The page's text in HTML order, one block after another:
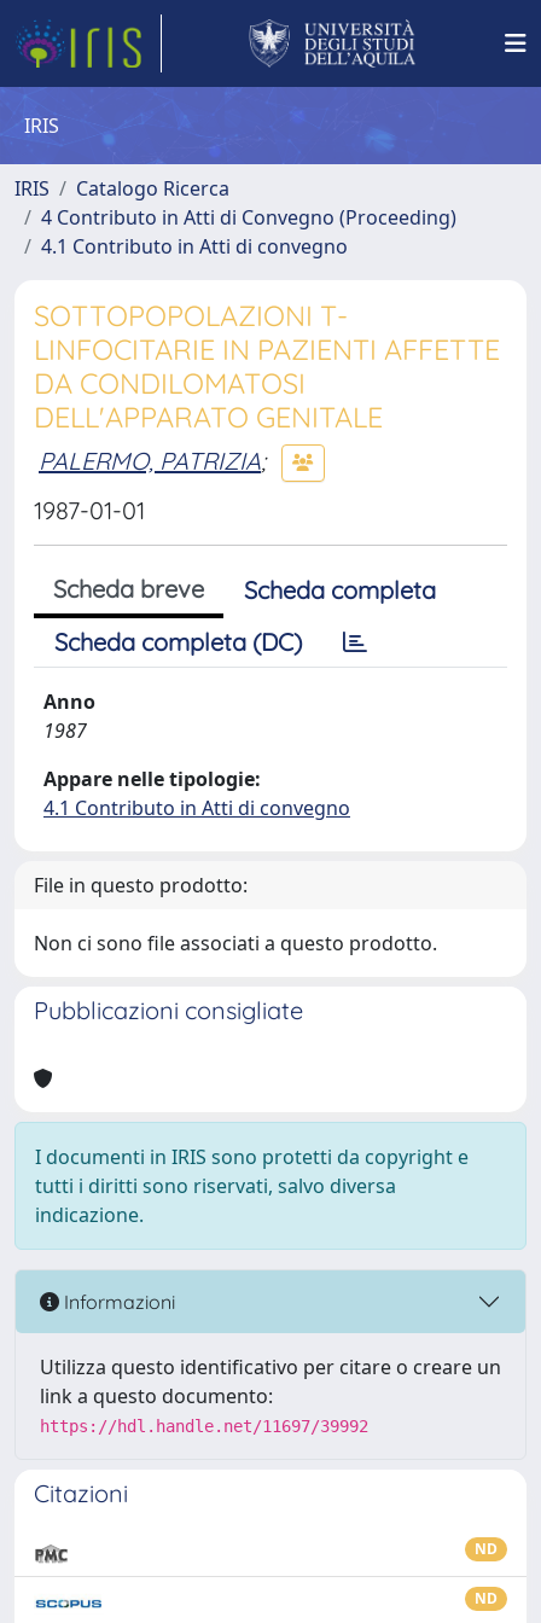
IRIS
IRIS
Catalogo Ricerca
4 Contributo in Atti di Convegno (Proceeding)
4.1 Contributo in Atti di convegno
SOTTOPOPOLAZIONI T-
LINFOCITARIE IN PAZIENTI AFFETTE
DA CONDILOMATOSI
DELL'APPARATO GENITALE
PALERMO, PATRIZIA;
1987-01-01
Scheda breve
Scheda completa
Scheda completa (DC)
Anno
1987
Appare nelle tipologie:
4.1 Contributo in Atti di convegno
File in questo prodotto:
Non ci sono file associati a questo prodotto.
Pubblicazioni consigliate
I documenti in IRIS sono protetti da copyright e
tutti i diritti sono riservati, salvo diversa
indicazione.
Informazioni
Utilizza questo identificativo per citare o creare un
link a questo documento:
https://hdl.handle.net/11697/39992
Citazioni
ND
ND